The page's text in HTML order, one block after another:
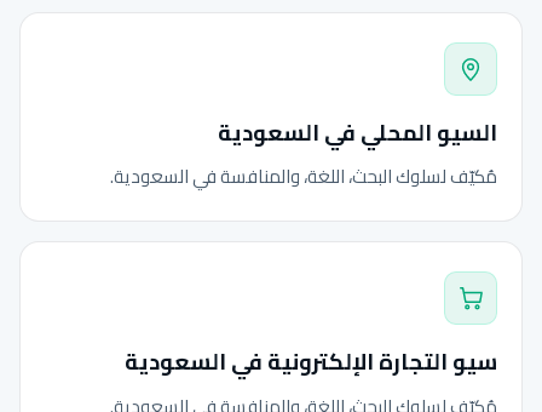
السيو المحلي في السعودية
مُكيّف لسلوك البحث، اللغة، والمنافسة في السعودية.
سيو التجارة الإلكترونية في السعودية